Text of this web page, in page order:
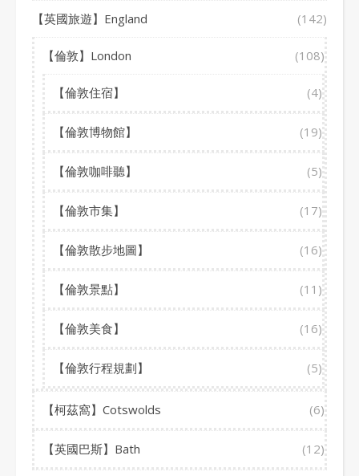
【英國旅遊】England (142)
【倫敦】London (108)
【倫敦住宿】 (4)
【倫敦博物館】 (19)
【倫敦咖啡聽】 (5)
【倫敦市集】 (17)
【倫敦散步地圖】 (16)
【倫敦景點】 (11)
【倫敦美食】 (16)
【倫敦行程規劃】 (5)
【柯茲窩】Cotswolds (6)
【英國巴斯】Bath (12)